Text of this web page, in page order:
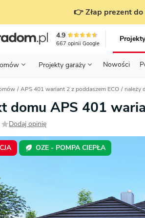
👉 Złap prezent
4.9
667 opinii Google
Projekty garaży Nowości
domów Projekty garaży
Piętrowe do 70 m²
STANOWISKA
TYP
Zobacz wszystkie kategorie
BUDOWĄ - ETAP 1
Działka
PROJEKT - ETAP 2
DOM - ETAP 3
DOM - ETAP 4
I KOSZTY
APS 401 wariant 2 z poddaszem ECO należy
domu APS 401
Dodaj opinię
OZE - POMPA CIEPŁA